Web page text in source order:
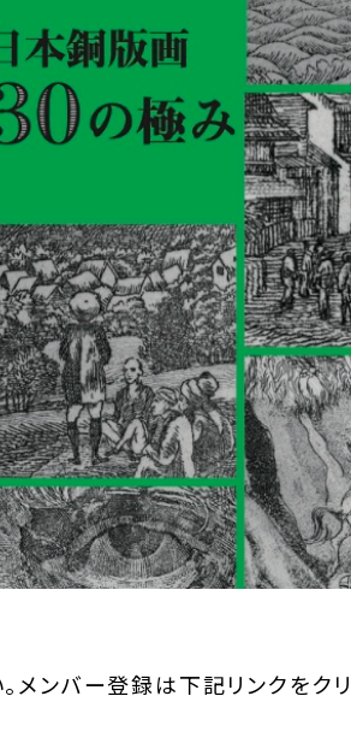
メンバー登録は下記リンクをクリ